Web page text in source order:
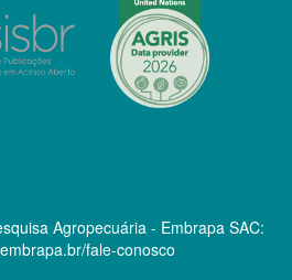
Agropecuária - Embrapa SAC:
fale-conosco